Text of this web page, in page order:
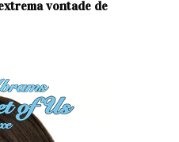
vontade de